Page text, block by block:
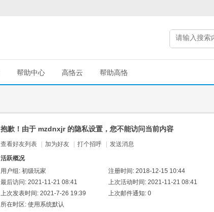
帮助中心 高恪云 帮助高恪
抱歉！由于 mzdnxjr 的隐私设置，您不能访问当前内容
查看好友列表 加为好友 打个招呼
发送消息
活跃概况
用户组: 初级玩家
注册时间: 2018-12-15 10:44
最后访问: 2021-11-21 08:41
上次活动时间: 2021-11-21 08:41
上次发表时间: 2021-7-26 19:39
上次邮件通知: 0
所在时区: 使用系统默认